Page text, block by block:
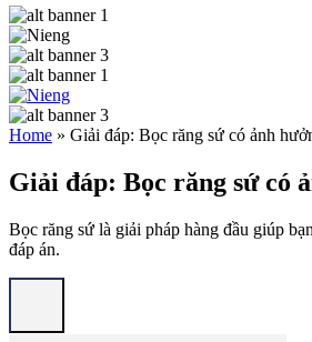
Home » Giải đáp: Bọc răng sứ có ảnh
Giải đáp: Bọc răng sứ có
Bọc răng sứ là giải pháp hàng đầu giúp
đáp án.